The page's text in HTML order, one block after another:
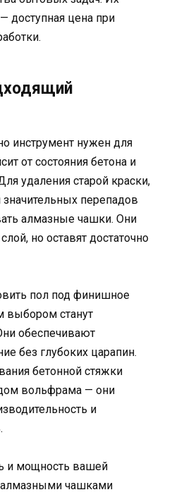
доступная цена при
инструмент нужен для
от состояния бетона и
удаления старой краски,
перепадов
алмазные чашки. Они
но оставят достаточно
пол под финишное
выбором станут
обеспечивают
без глубоких царапин.
бетонной стяжки
вольфрама — они
и
и мощность вашей
алмазными чашками